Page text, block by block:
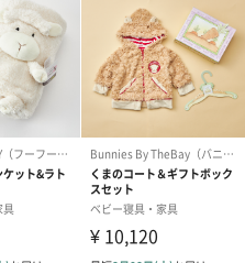
ュートなブランケットは、
…
しくて安心です！